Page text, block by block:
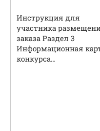
Инструкция для
участника
заказа Раздел 3
Информационная
конкурса…